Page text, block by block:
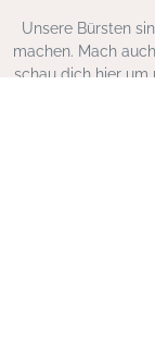
Unsere Bürsten
machen. Mach
schau dich hier um